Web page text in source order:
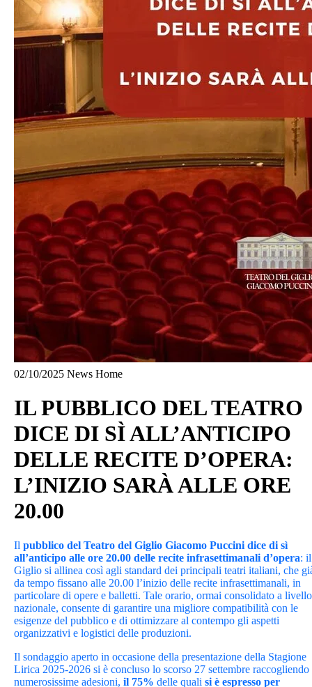
02/10/2025 News Home
IL PUBBLICO DEL TEATRO
DICE DI SÌ ALL’ANTICIPO
DELLE RECITE D’OPERA:
L’INIZIO SARÀ ALLE ORE
20.00
Il pubblico del Teatro del Giglio Giacomo Puccini dice di sì
all’anticipo alle ore 20.00 delle recite infrasettimanali d’opera: il
Giglio si allinea così agli standard dei principali teatri italiani, che
da tempo fissano alle 20.00 l’inizio delle recite infrasettimanali, in
particolare di opere e balletti. Tale orario, ormai consolidato a livello
nazionale, consente di garantire una migliore compatibilità con le
esigenze del pubblico e di ottimizzare al contempo gli aspetti
organizzativi e logistici delle produzioni.
Il sondaggio aperto in occasione della presentazione della Stagione
Lirica 2025-2026 si è concluso lo scorso 27 settembre raccogliendo
numerosissime adesioni, il 75% delle quali si è espresso per